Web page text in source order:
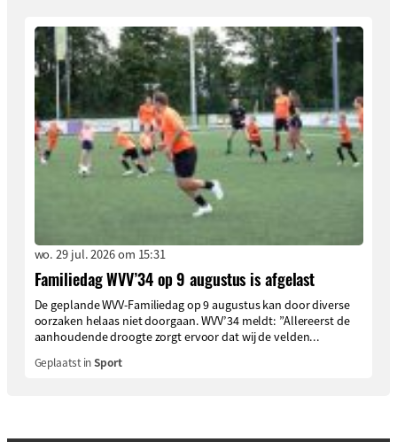
wo. 29 jul. 2026 om 15:31
Familiedag WVV’34 op 9 augustus is afgelast
De geplande WVV-Familiedag op 9 augustus kan door diverse
oorzaken helaas niet doorgaan. WVV’34 meldt: ”Allereerst de
aanhoudende droogte zorgt ervoor dat wij de velden...
Geplaatst inSport